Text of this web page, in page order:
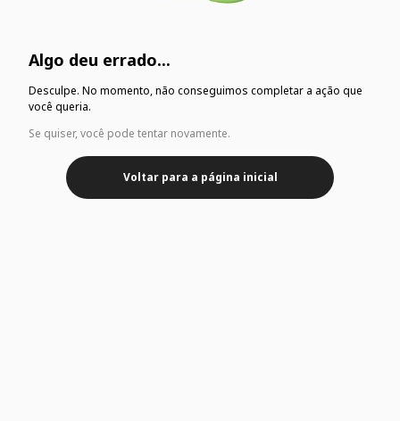
Algo deu errado...
Desculpe. No momento, não conseguimos completar a ação que
você queria.
Se quiser, você pode tentar novamente.
Voltar para a página inicial